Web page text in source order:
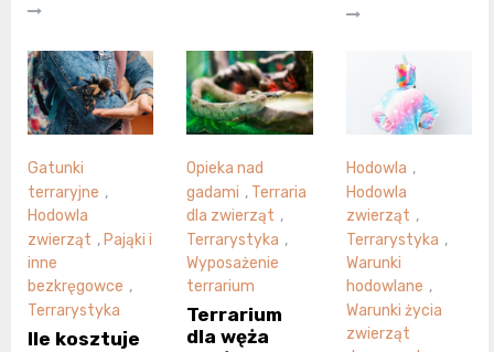
Gatunki
terraryjne ,
Hodowla
zwierząt , Pająki i
inne
bezkręgowce ,
Terrarystyka
Ile kosztuje
Opieka nad
gadami , Terraria
dla zwierząt ,
Terrarystyka ,
Wyposażenie
terrarium
Terrarium
dla węża
Hodowla ,
Hodowla
zwierząt ,
Terrarystyka ,
Warunki
hodowlane ,
Warunki życia
zwierząt